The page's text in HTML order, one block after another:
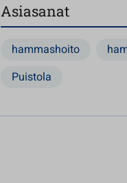
Asiasanat
hammashoito
Puistola